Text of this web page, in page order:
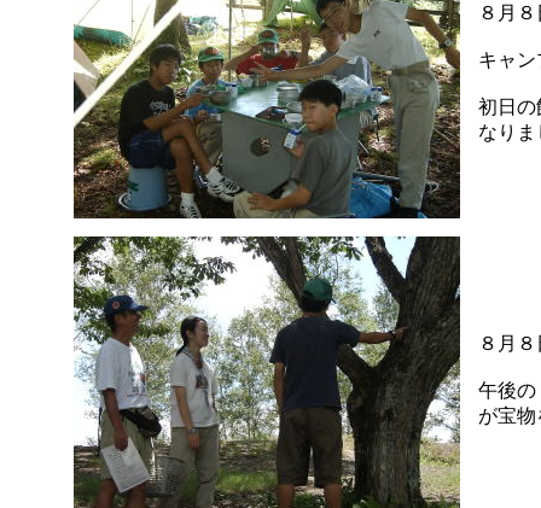
８月
キャ
初日
なりま
８月
午後の
が宝